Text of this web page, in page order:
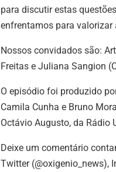
para discutir estas
enfrentamos para
Nossos convidados são:
Freitas e Juliana Sangion
O episódio foi produzido
Camila Cunha e Bruno
Octávio Augusto, da Rádio
Deixe um comentário
Twitter (@oxigenio_news),